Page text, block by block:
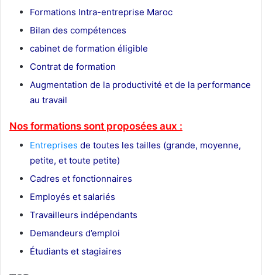
Formations Intra-entreprise Maroc
Bilan des compétences
cabinet de formation éligible
Contrat de formation
Augmentation de la productivité et de la performance
au travail
Nos formations sont proposées aux :
Entreprises de toutes les tailles (grande, moyenne,
petite, et toute petite)
Cadres et fonctionnaires
Employés et salariés
Travailleurs indépendants
Demandeurs d’emploi
Étudiants et stagiaires